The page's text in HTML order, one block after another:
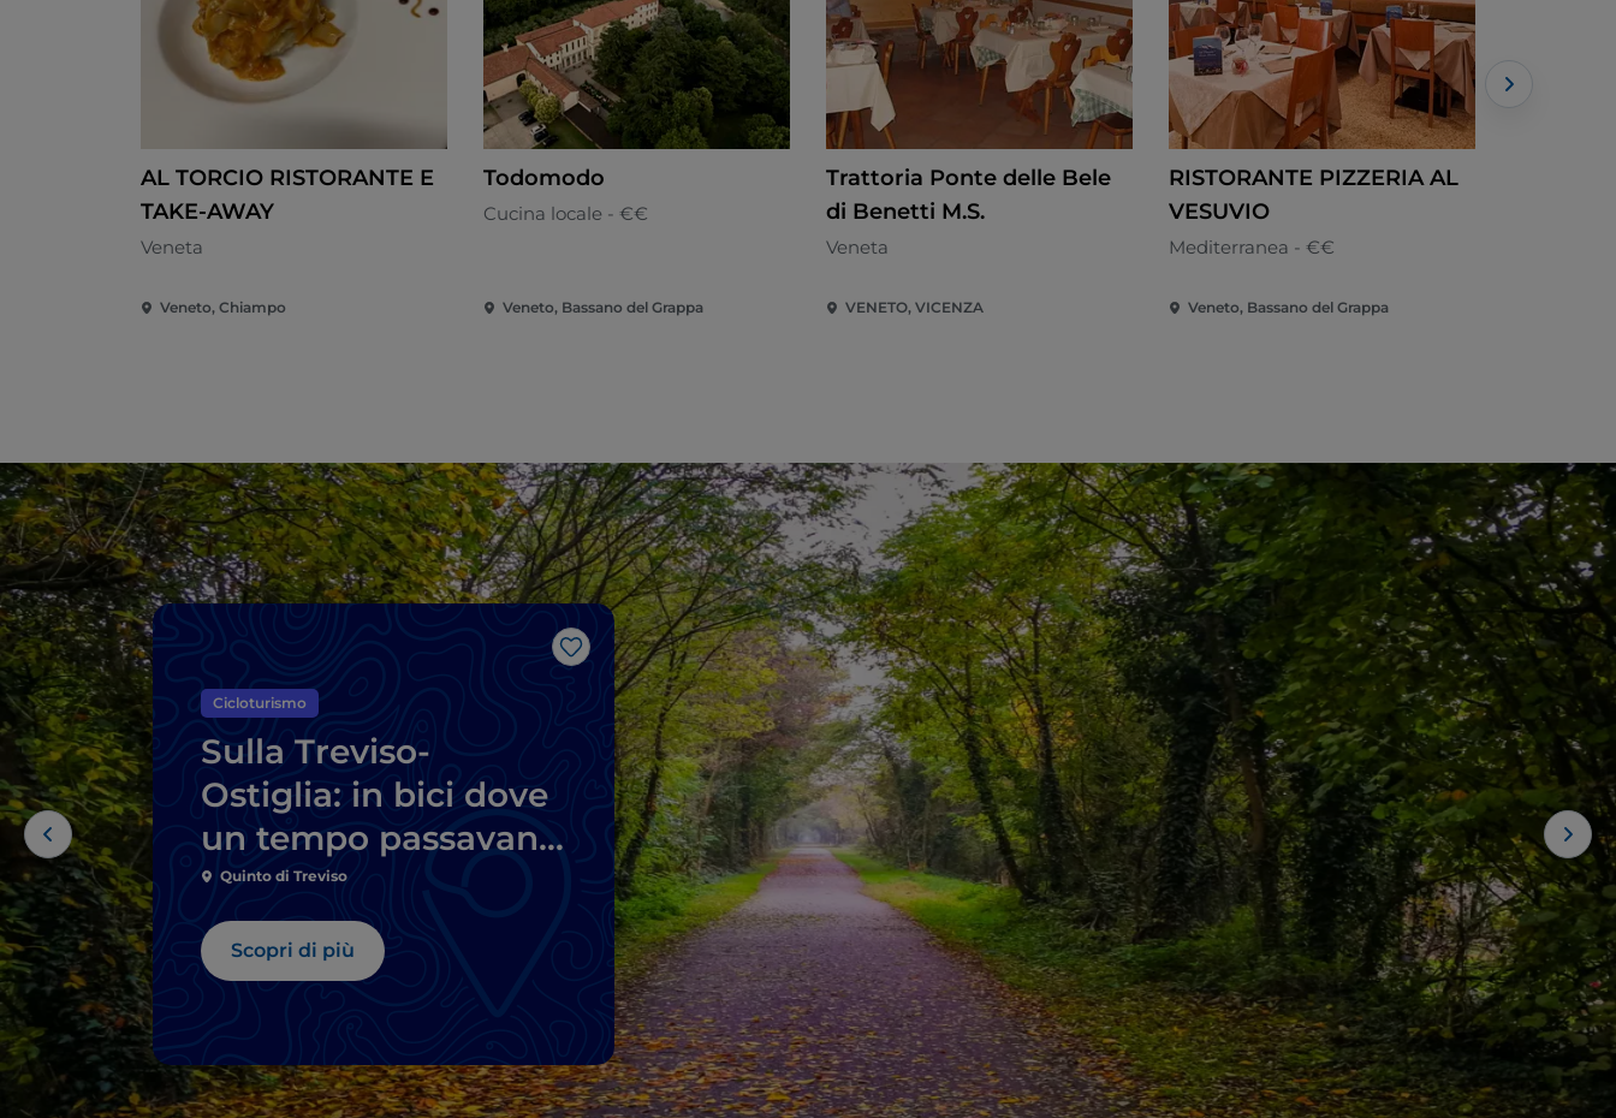
AL TORCIO RISTORANTE E
TAKE-AWAY
Veneta
Veneto, Chiampo
Todomodo
Cucina locale - €€
Veneto, Bassano del Grappa
Trattoria Ponte delle Bele
di Benetti M.S.
Veneta
VENETO, VICENZA
RISTORANTE PIZZERIA AL
VESUVIO
Mediterranea - €€
Veneto, Bassano del Grappa
Like
Cicloturismo
Sulla Treviso-
Ostiglia: in bici dove
un tempo passavano
i treni
Quinto di Treviso
Scopri di più